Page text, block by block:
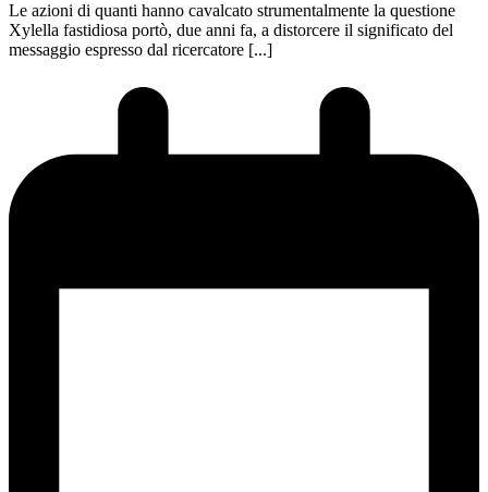
Le azioni di quanti hanno cavalcato strumentalmente la questione
Xylella fastidiosa portò, due anni fa, a distorcere il significato del
messaggio espresso dal ricercatore [...]